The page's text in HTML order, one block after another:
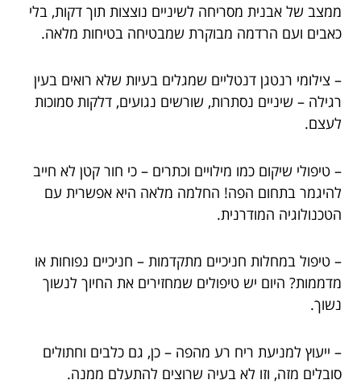
ממצב של אבנית מסריחה לשיניים נוצצות תוך דקות, בלי
כאבים ועם הרדמה מבוקרת שמבטיחה בטיחות מלאה.
– צילומי רנטגן דנטליים שמגלים בעיות שלא רואים בעין
רגילה – שיניים נסתרות, שורשים נגועים, דלקות סמוכות
לעצם.
– טיפולי שיקום כמו מילויים וכתרים – כי חור קטן לא חייב
להיגמר בתחום הפה! החלמה מלאה היא אפשרית עם
הטכנולוגיה המודרנית.
– טיפול במחלות חניכיים מתקדמות – חניכיים נפוחות או
מדממות? היום יש טיפולים שמחזירים את החיוך לנשוך
נשוך.
– ייעוץ למניעת ריח רע מהפה – כן, גם כלבים וחתולים
סובלים מזה, וזו לא בעיה שרוצים להתעלם ממנה.